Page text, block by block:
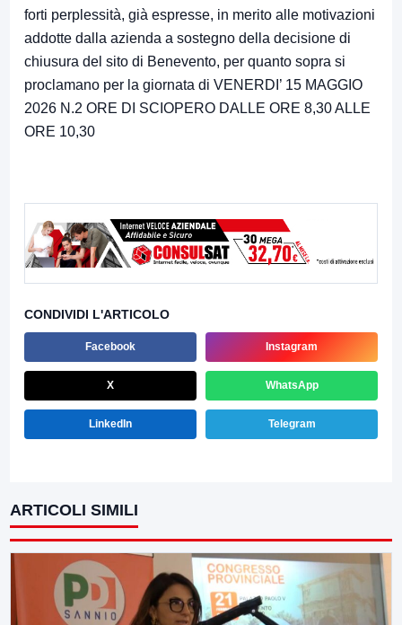
forti perplessità, già espresse, in merito alle motivazioni
addotte dalla azienda a sostegno della decisione di
chiusura del sito di Benevento, per quanto sopra si
proclamano per la giornata di VENERDI’ 15 MAGGIO
2026 N.2 ORE DI SCIOPERO DALLE ORE 8,30 ALLE
ORE 10,30
CONDIVIDI L'ARTICOLO
Facebook Instagram
X WhatsApp
LinkedIn Telegram
ARTICOLI SIMILI